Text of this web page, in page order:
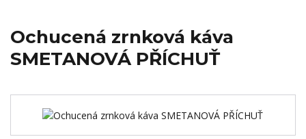
Ochucená zrnková káva
SMETANOVÁ PŘÍCHUŤ